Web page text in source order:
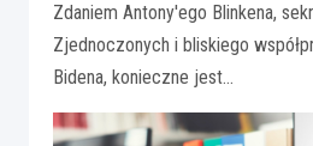
Zdaniem Antony'ego Blinkena,
Zjednoczonych i bliskiego
Bidena, konieczne jest…